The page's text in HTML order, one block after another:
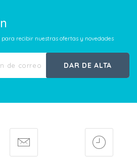
para recibir nuestras ofertas y novedades
DAR DE ALTA